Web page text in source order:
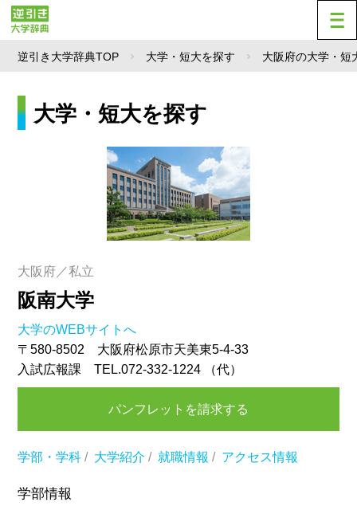
逆引き大学辞典TOP 大学・短大を探す 大阪府の大学・短
大学・短大を探す
大阪府／私立
阪南大学
大学のWEBサイトへ
〒580-8502 大阪府松原市天美東5-4-33
入試広報課 TEL.072-332-1224 （代）
パンフレットを請求する
学部・学科 / 大学紹介 / 就職情報 / アクセス情報
学部情報